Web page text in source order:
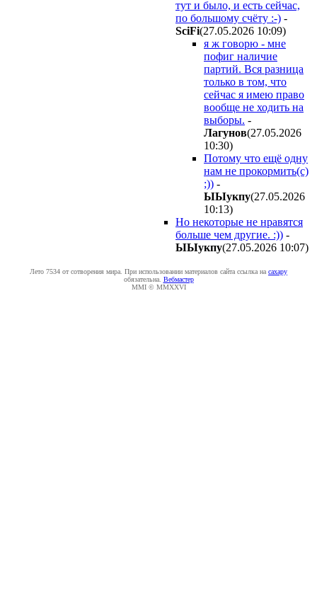
тут и было, и есть сейчас,
по большому счёту :-) -
SciFi(27.05.2026 10:09)
я ж говорю - мне
пофиг наличие
партий. Вся разница
только в том, что
сейчас я имею право
вообще не ходить на
выборы. -
Лaгyнoв(27.05.2026
10:30)
Потому что ещё одну
нам не прокормить(с)
;)) -
ЫЫyкпy(27.05.2026
10:13)
Но некоторые не нравятся
больше чем другие. :)) -
ЫЫyкпy(27.05.2026 10:07)
Лето 7534 от сотворения мира. При использовании материалов сайта ссылка на caxapу
обязательна. Вебмастер
MMI © MMXXVI